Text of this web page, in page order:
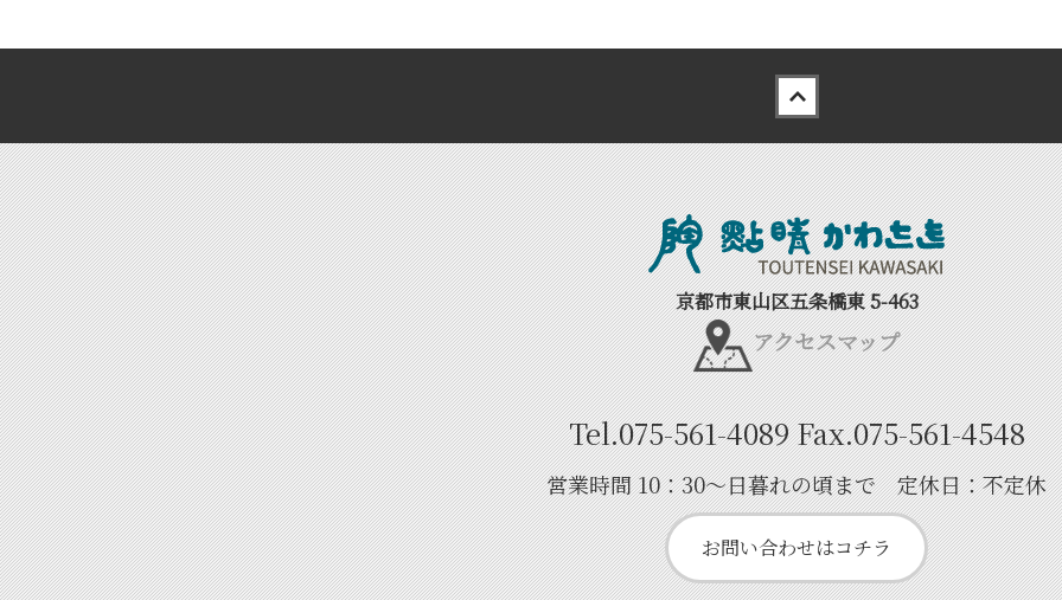
京都市東山区五条橋東 5-463
アクセスマップ
Tel.075-561-4089Fax.075-561-4548
営業時間 10：30～日暮れの頃まで 定休日：不定休
お問い合わせはコチラ